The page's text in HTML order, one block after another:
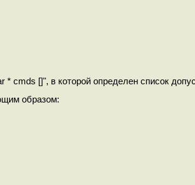
cmds []", в которой определен список
образом: